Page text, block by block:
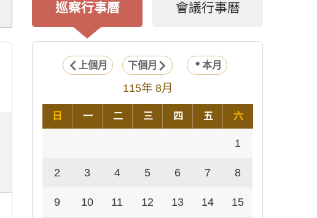
巡察行事曆 會議行事曆
上個月 下個月 本月
115年 8月
日 一 二 三 四 五 六
1
2 3 4 5 6 7 8
9 10 11 12 13 14 15